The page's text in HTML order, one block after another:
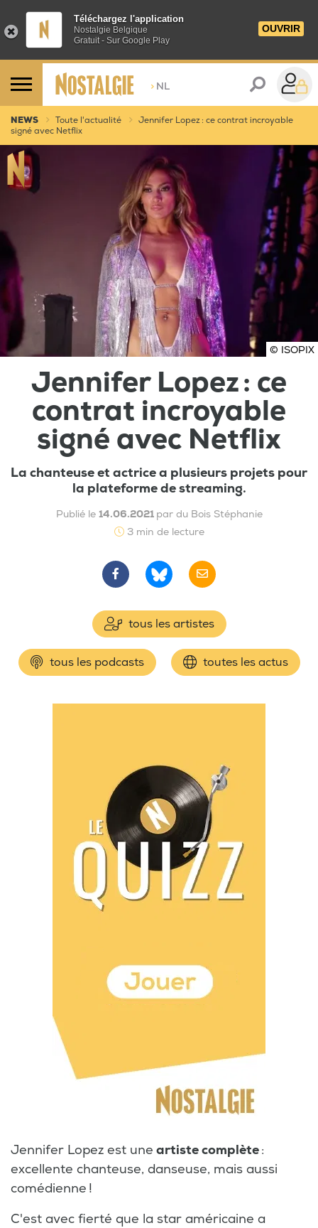
Téléchargez l'application
Nostalgie Belgique
Gratuit - Sur Google Play
OUVRIR
> NL
NEWS Toute l'actualité
Jennifer Lopez : ce contrat incroyable
signé avec Netflix
© ISOPIX
Jennifer Lopez : ce
contrat incroyable
signé avec Netflix
La chanteuse et actrice a plusieurs projets pour
la plateforme de streaming.
Publié le 14.06.2021 par du Bois Stéphanie
3 min de lecture
tous les artistes
tous les podcasts toutes les actus
Jennifer Lopez est une artiste complète:
excellente chanteuse, danseuse, mais aussi
comédienne !
C'est avec fierté que la star américaine a